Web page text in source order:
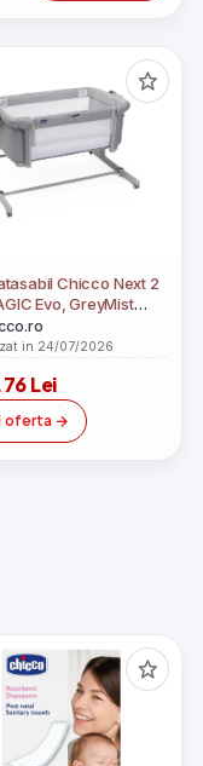
Chicco Next 2
Evo, GreyMist
luni+
in 24/07/2026
Lei
oferta